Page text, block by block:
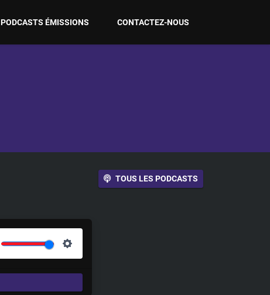
PODCASTS ÉMISSIONS CONTACTEZ-NOUS
TOUS LES PODCASTS
S
e